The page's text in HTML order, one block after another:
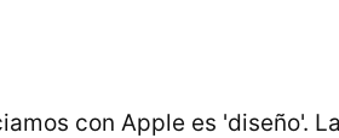
con Apple es 'diseño'. La